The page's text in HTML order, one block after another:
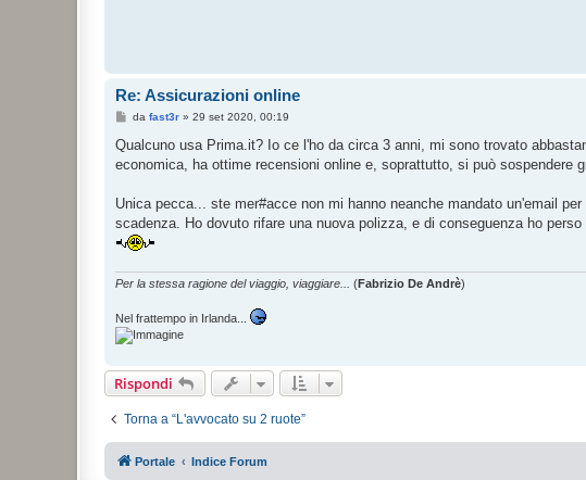
Re: Assicurazioni online
M
s
a
i
o
da fast3r» 29 set 2020, 00:19
Qualcuno usa Prima.it? Io ce l'ho da circa 3 anni, mi sono trovato
economica, ha ottime recensioni online e, soprattutto, si può sospendere
Unica pecca... ste mer#acce non mi hanno neanche mandato un'email
scadenza. Ho dovuto rifare una nuova polizza, e di conseguenza ho perso
Per la stessa ragione del viaggio, viaggiare... (Fabrizio De Andrè)
Nel frattempo in Irlanda...
Rispondi
Torna a “L'avvocato su 2 ruote”
Portale Indice Forum